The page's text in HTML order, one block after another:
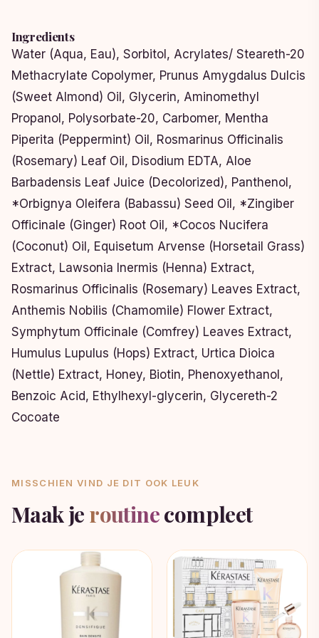
Ingredients
Water (Aqua, Eau), Sorbitol, Acrylates/ Steareth-20
Methacrylate Copolymer, Prunus Amygdalus Dulcis
(Sweet Almond) Oil, Glycerin, Aminomethyl
Propanol, Polysorbate-20, Carbomer, Mentha
Piperita (Peppermint) Oil, Rosmarinus Officinalis
(Rosemary) Leaf Oil, Disodium EDTA, Aloe
Barbadensis Leaf Juice (Decolorized), Panthenol,
*Orbignya Oleifera (Babassu) Seed Oil, *Zingiber
Officinale (Ginger) Root Oil, *Cocos Nucifera
(Coconut) Oil, Equisetum Arvense (Horsetail Grass)
Extract, Lawsonia Inermis (Henna) Extract,
Rosmarinus Officinalis (Rosemary) Leaves Extract,
Anthemis Nobilis (Chamomile) Flower Extract,
Symphytum Officinale (Comfrey) Leaves Extract,
Humulus Lupulus (Hops) Extract, Urtica Dioica
(Nettle) Extract, Honey, Biotin, Phenoxyethanol,
Benzoic Acid, Ethylhexyl-glycerin, Glycereth-2
Cocoate
MISSCHIEN VIND JE DIT OOK LEUK
Maak je routinecompleet